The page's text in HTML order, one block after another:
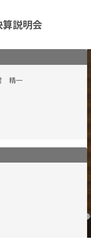
説明会
精一